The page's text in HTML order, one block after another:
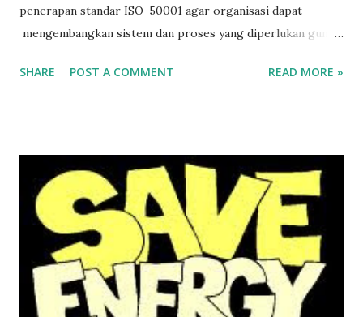
penerapan standar ISO-50001 agar organisasi dapat
mengembangkan sistem dan proses yang diperlukan guna
penggunaan dan konsumsi energi. Implementasi standar
manajemen yang terstruktur dan sistematis. Standar ISO
50001 berlaku bagi semua jenis dan ukuran organisasi,
terlepas dari geografis, budaya atau kondisi organisasi.
Berikut adalah model manajemen energi yang diadopsi
ISO50001: Baca juga: ISO 50001 Manajemen Energi Tanya
Jawab Manajemen Energi ISO 50001 ISO 50001 Laku Keras
di Seluruh Dunia
SHARE POST A COMMENT READ MORE »